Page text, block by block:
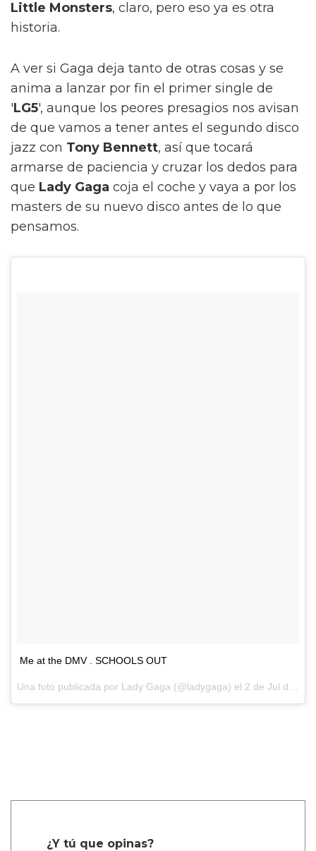
Little Monsters, claro, pero eso ya es otra
historia.
A ver si Gaga deja tanto de otras cosas y se
anima a lanzar por fin el primer single de
'LG5', aunque los peores presagios nos avisan
de que vamos a tener antes el segundo disco
jazz con Tony Bennett, así que tocará
armarse de paciencia y cruzar los dedos para
que Lady Gaga coja el coche y vaya a por los
masters de su nuevo disco antes de lo que
pensamos.
Me at the DMV . SCHOOLS OUT
Una foto publicada por Lady Gaga (@ladygaga) el 2 de Jul de 2016 a la(s) 8:42 PDT
¿Y tú que opinas?